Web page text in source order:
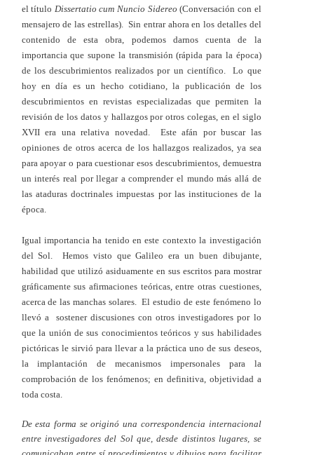
el título Dissertatio cum Nuncio Sidereo (Conversación con el
mensajero de las estrellas). Sin entrar ahora en los detalles del
contenido de esta obra, podemos darnos cuenta de la
importancia que supone la transmisión (rápida para la época)
de los descubrimientos realizados por un científico. Lo que
hoy en día es un hecho cotidiano, la publicación de los
descubrimientos en revistas especializadas que permiten la
revisión de los datos y hallazgos por otros colegas, en el siglo
XVII era una relativa novedad. Este afán por buscar las
opiniones de otros acerca de los hallazgos realizados, ya sea
para apoyar o para cuestionar esos descubrimientos, demuestra
un interés real por llegar a comprender el mundo más allá de
las ataduras doctrinales impuestas por las instituciones de la
época.
Igual importancia ha tenido en este contexto la investigación
del Sol. Hemos visto que Galileo era un buen dibujante,
habilidad que utilizó asiduamente en sus escritos para mostrar
gráficamente sus afirmaciones teóricas, entre otras cuestiones,
acerca de las manchas solares. El estudio de este fenómeno lo
llevó a sostener discusiones con otros investigadores por lo
que la unión de sus conocimientos teóricos y sus habilidades
pictóricas le sirvió para llevar a la práctica uno de sus deseos,
la implantación de mecanismos impersonales para la
comprobación de los fenómenos; en definitiva, objetividad a
toda costa.
De esta forma se originó una correspondencia internacional
entre investigadores del Sol que, desde distintos lugares, se